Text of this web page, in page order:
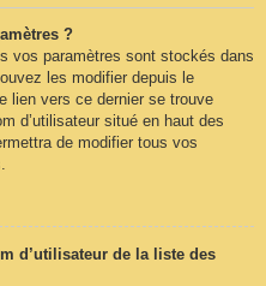
?
vos paramètres sont stockés dans
les modifier depuis le
lien vers ce dernier se trouve
d’utilisateur situé en haut des
de modifier tous vos
d’utilisateur de la liste des